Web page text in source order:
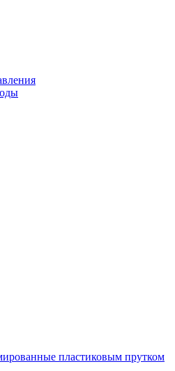
пластиковым прутком